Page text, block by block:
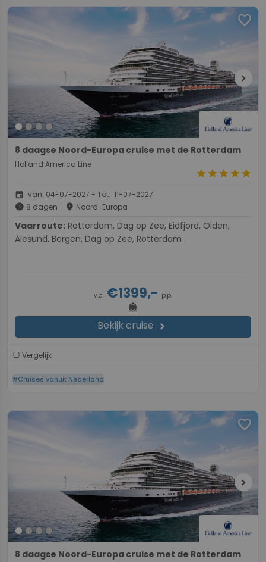
favorite
chevron_right
8 daagse Noord-Europa cruise met de Rotterdam
Holland America Line
starstarstarstarstar
event van: 04-07-2027 - Tot: 11-07-2027
schedule 8 dagen place Noord-Europa
Vaarroute:
Alesund, Bergen, Dag op Zee, Rotterdam
v.a. €1399,- p.p.
directions_boat
Bekijk cruise chevron_right
Vergelijk
#Cruises vanuit Nederland
favorite
chevron_right
8 daagse Noord-Europa cruise met de Rotterdam